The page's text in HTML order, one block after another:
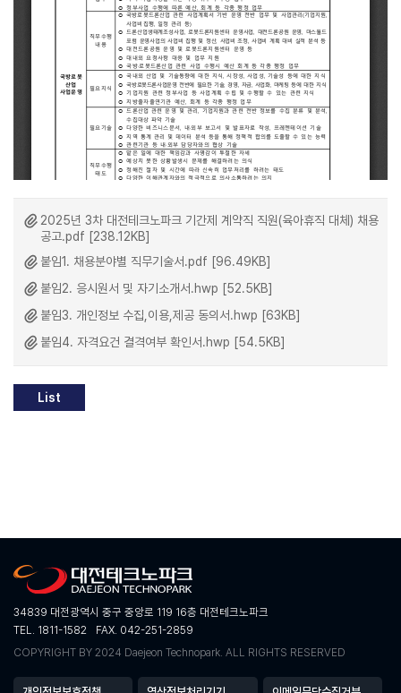
2025년 3차 대전테크노파크 기간제 계약직 직원(육아휴직 대체) 채용
공고.pdf [238.12KB]
붙임1. 채용분야별 직무기술서.pdf [96.49KB]
붙임2. 응시원서 및 자기소개서.hwp [52.5KB]
붙임3. 개인정보 수집,이용,제공 동의서.hwp [63KB]
붙임4. 자격요건 결격여부 확인서.hwp [54.5KB]
List
34839 대전광역시 중구 중앙로 119 16층 대전테크노파크
TEL. 1811-1582
FAX. 042-251-2859
COPYRIGHT BY 2024 Daejeon Technopark. ALL RIGHTS RESERVED